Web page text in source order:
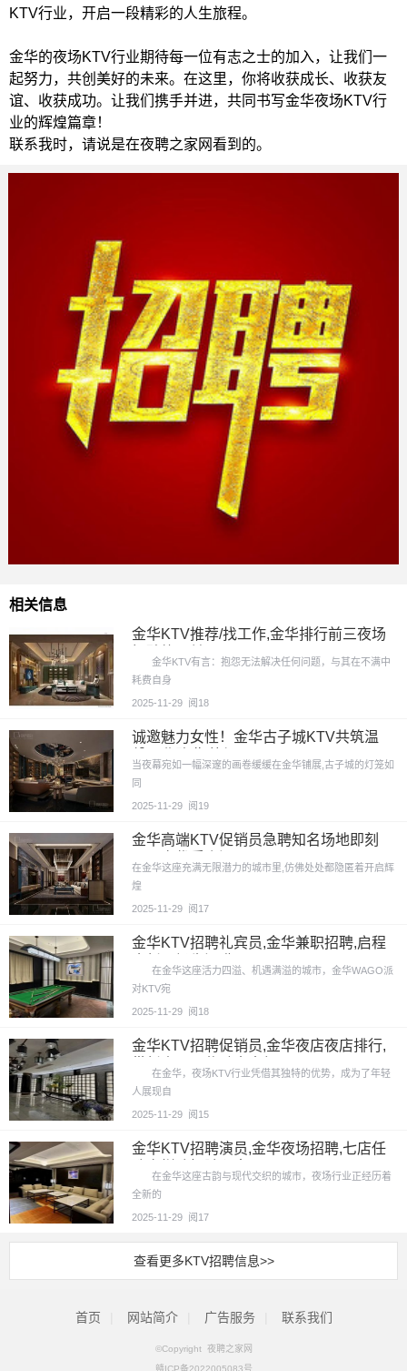
KTV行业，开启一段精彩的人生旅程。
金华的夜场KTV行业期待每一位有志之士的加入，让我们一
起努力，共创美好的未来。在这里，你将收获成长、收获友
谊、收获成功。让我们携手并进，共同书写金华夜场KTV行
业的辉煌篇章！
联系我时，请说是在夜聘之家网看到的。
相关信息
金华KTV推荐/找工作,金华排行前三夜场
金华KTV有言：抱怨无法解决任何问题，与其在不满中
耗费自身
2025-11-29 阅18
诚邀魅力女性！金华古子城KTV共筑温
当夜幕宛如一幅深邃的画卷缓缓在金华铺展,古子城的灯笼如
同
2025-11-29 阅19
金华高端KTV促销员急聘知名场地即刻
在金华这座充满无限潜力的城市里,仿佛处处都隐匿着开启辉
煌
2025-11-29 阅17
金华KTV招聘礼宾员,金华兼职招聘,启程
在金华这座活力四溢、机遇满溢的城市，金华WAGO派
对KTV宛
2025-11-29 阅18
金华KTV招聘促销员,金华夜店夜店排行,
在金华，夜场KTV行业凭借其独特的优势，成为了年轻
人展现自
2025-11-29 阅15
金华KTV招聘演员,金华夜场招聘,七店任
在金华这座古韵与现代交织的城市，夜场行业正经历着
全新的
2025-11-29 阅17
查看更多KTV招聘信息>>
首页 网站简介 广告服务 联系我们
©Copyright 夜聘之家网
赣ICP备2022005083号